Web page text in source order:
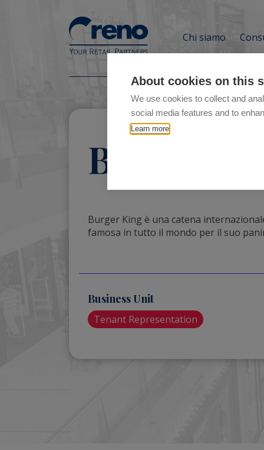
About cookies on this
We use cookies to collect and
social media features and to
Learn more
Chi siamo
Burger
Burger King è una catena
famosa in tutto il mondo per il suo
Business Unit
Tenant Representation